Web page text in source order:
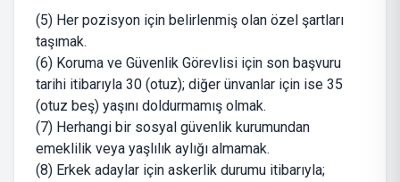
(5) Her pozisyon için belirlenmiş olan özel şartları
taşımak.
(6) Koruma ve Güvenlik Görevlisi için son başvuru
tarihi itibarıyla 30 (otuz); diğer ünvanlar için ise 35
(otuz beş) yaşını doldurmamış olmak.
(7) Herhangi bir sosyal güvenlik kurumundan
emeklilik veya yaşlılık aylığı almamak.
(8) Erkek adaylar için askerlik durumu itibarıyla;